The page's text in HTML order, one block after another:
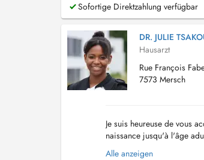
Sofortige Direktzahlung verfügbar
DR. JULIE
Hausarzt
Rue François
7573 Mersch
Je suis heureuse de vous
naissance jusqu'à l'âge
réalise également des
Alle anzeigen